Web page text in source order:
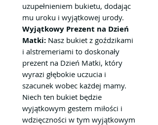
uzupełnieniem bukietu, dodając
mu uroku i wyjątkowej urody.
Wyjątkowy Prezent na Dzień
Matki: Nasz bukiet z goździkami
i alstremeriami to doskonały
prezent na Dzień Matki, który
wyrazi głębokie uczucia i
szacunek wobec każdej mamy.
Niech ten bukiet będzie
wyjątkowym gestem miłości i
wdzięczności w tym wyjątkowym